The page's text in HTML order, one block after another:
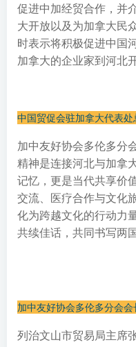
促进中加经贸合作，并
大开放以及为加拿大民
时表示将积极促进中国
加拿大的企业家到河北
中国贸促会驻加拿大代表处
加中友好协会多伦多分
精神是连接河北与加拿
记忆，更是当代共享价
交流、医疗合作与文化
化为跨越文化的行动力
共续佳话，共同书写两
加中友好协会多伦多分会会
列治文山市贸易局主席